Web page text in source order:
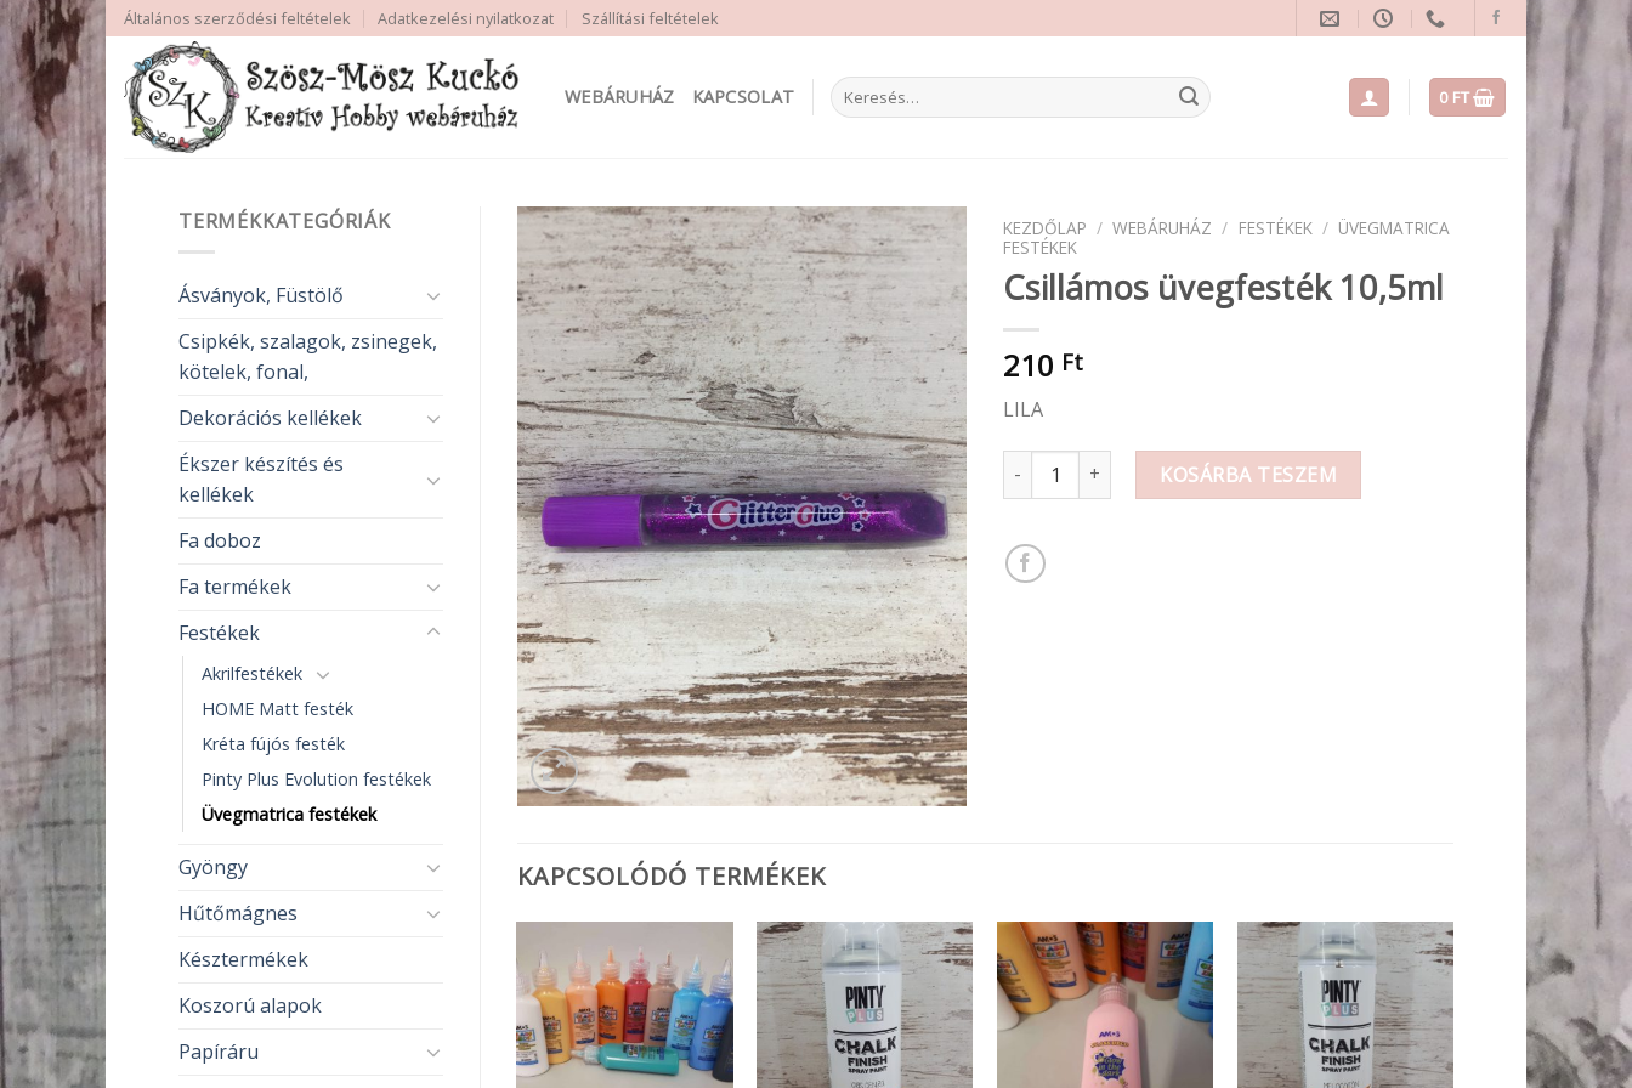
Skip
to
content
Általános szerződési feltételek Adatkezelési nyilatkozat Szállítási feltételek
WEBÁRUHÁZ KAPCSOLAT
Keresés
a
0 FT
TERMÉKKATEGÓRIÁK
Ásványok, Füstölő
Csipkék, szalagok, zsinegek,
kötelek, fonal,
Dekorációs kellékek
Ékszer készítés és
kellékek
Fa doboz
Fa termékek
Festékek
Akrilfestékek
HOME Matt festék
Kréta fújós festék
Pinty Plus Evolution festékek
Üvegmatrica festékek
Gyöngy
Hűtőmágnes
Késztermékek
Koszorú alapok
Papíráru
KEZDŐLAP / WEBÁRUHÁZ / FESTÉKEK / ÜVEGMATRICA
FESTÉKEK
Csillámos üvegfesték 10,5ml
210 Ft
LILA
Csillámos üvegfesték 10,5ml mennyiség
KOSÁRBA TESZEM
KAPCSOLÓDÓ TERMÉKEK
ELFOGYOTT